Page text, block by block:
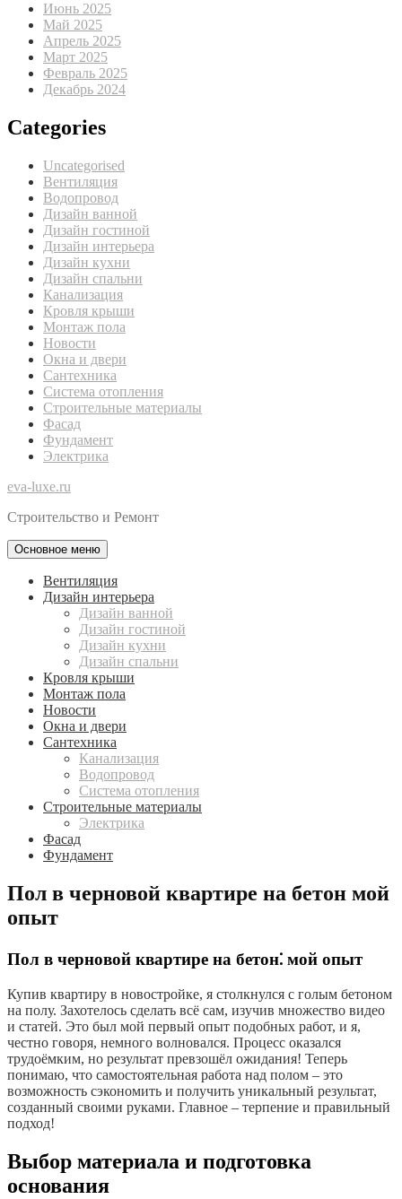
Июнь 2025
Май 2025
Апрель 2025
Март 2025
Февраль 2025
Декабрь 2024
Categories
Uncategorised
Вентиляция
Водопровод
Дизайн ванной
Дизайн гостиной
Дизайн интерьера
Дизайн кухни
Дизайн спальни
Канализация
Кровля крыши
Монтаж пола
Новости
Окна и двери
Сантехника
Система отопления
Строительные материалы
Фасад
Фундамент
Электрика
eva-luxe.ru
Строительство и Ремонт
Основное меню
Вентиляция
Дизайн интерьера
Дизайн ванной
Дизайн гостиной
Дизайн кухни
Дизайн спальни
Кровля крыши
Монтаж пола
Новости
Окна и двери
Сантехника
Канализация
Водопровод
Система отопления
Строительные материалы
Электрика
Фасад
Фундамент
Пол в черновой квартире на бетон мой
опыт
Пол в черновой квартире на бетон⁚ мой опыт
Купив квартиру в новостройке, я столкнулся с голым бетоном
на полу. Захотелось сделать всё сам, изучив множество видео
и статей. Это был мой первый опыт подобных работ, и я,
честно говоря, немного волновался. Процесс оказался
трудоёмким, но результат превзошёл ожидания! Теперь
понимаю, что самостоятельная работа над полом – это
возможность сэкономить и получить уникальный результат,
созданный своими руками. Главное – терпение и правильный
подход!
Выбор материала и подготовка
основания